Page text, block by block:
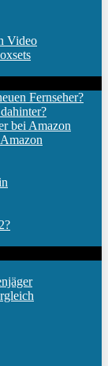
Video
Fernseher?
bei Amazon